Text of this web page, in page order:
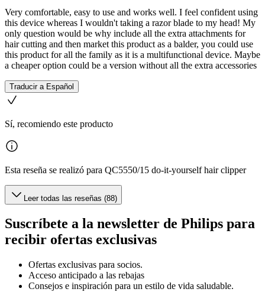
Very comfortable, easy to use and works well. I feel confident using
this device whereas I wouldn't taking a razor blade to my head! My
only question would be why include all the extra attachments for
hair cutting and then market this product as a balder, you could use
this product for all the family as it is a multifunctional device. Maybe
a cheaper option could be a version without all the extra accessories
Traducir a Español
Sí, recomiendo este producto
Esta reseña se realizó para QC5550/15 do-it-yourself hair clipper
Leer todas las reseñas (88)
Suscríbete a la newsletter de Philips para
recibir ofertas exclusivas
Ofertas exclusivas para socios.
Acceso anticipado a las rebajas
Consejos e inspiración para un estilo de vida saludable.